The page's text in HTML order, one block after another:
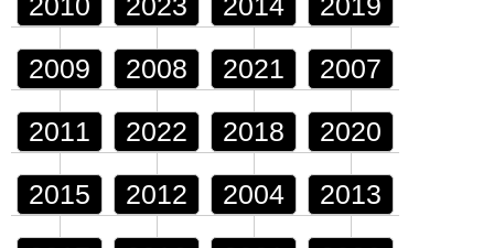
2009 2008 2021 2007
2011 2022 2018 2020
2015 2012 2004 2013